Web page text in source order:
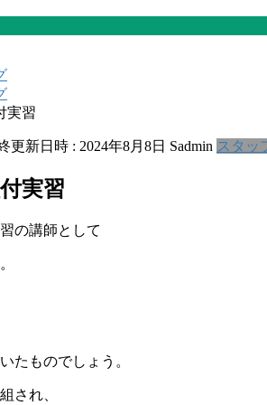
実習
更新日時 : 2024年8月8日 Sadmin スタッ
実習
の講師として
たものでしょう。
され、